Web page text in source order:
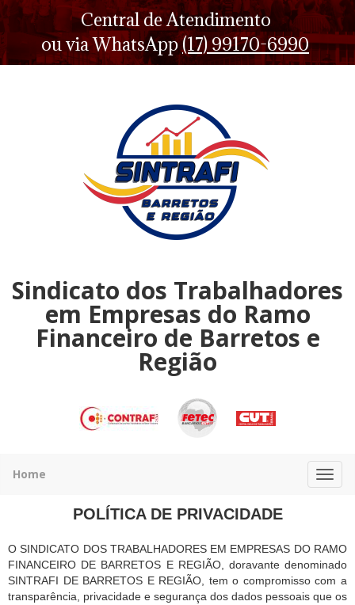
Central de Atendimento
ou via WhatsApp(17) 99170-6990
Sindicato dos Trabalhadores
em Empresas do Ramo
Financeiro de Barretos e
Região
Home
POLÍTICA DE PRIVACIDADE
O SINDICATO DOS TRABALHADORES EM EMPRESAS DO RAMO
FINANCEIRO DE BARRETOS E REGIÃO, doravante denominado
SINTRAFI DE BARRETOS E REGIÃO, tem o compromisso com a
transparência, privacidade e segurança dos dados pessoais que os